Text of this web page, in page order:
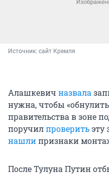
Источник: сайт Кремля
Алашкевич назвала
нужна, чтобы
правительства в зоне
поручилпроверитьэту
нашлипризнаки
После Тулуна Путин